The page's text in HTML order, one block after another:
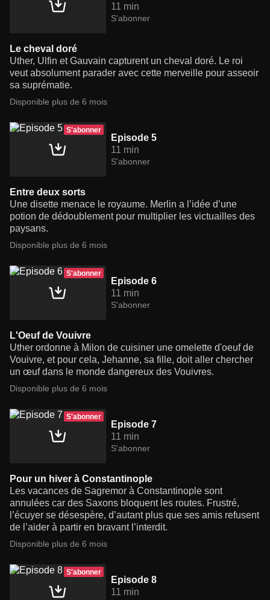
11 min
S'abonner
Le cheval doré
Uther, Ulfin et Gauvain capturent un cheval doré. Le roi
veut absolument parader avec cette merveille pour asseoir
sa suprématie.
Disponible plus de 6 mois
S'abonner
Episode 5
11 min
S'abonner
Entre deux sorts
Une disette menace le royaume. Merlin a l’idée d’une
potion de dédoublement pour multiplier les victuailles des
paysans.
Disponible plus de 6 mois
S'abonner
Episode 6
11 min
S'abonner
L'Oeuf de Vouivre
Uther ordonne à Milon de cuisiner une omelette d'oeuf de
Vouivre, et pour cela, Jehanne, sa fille, doit aller chercher
un œuf dans le monde dangereux des Vouivres.
Disponible plus de 6 mois
S'abonner
Episode 7
11 min
S'abonner
Pour un hiver à Constantinople
Les vacances de Sagremor à Constantinople sont
annulées car des Saxons bloquent les routes. Frustré,
l’écuyer se désespère, d’autant plus que ses amis refusent
de l’aider à partir en bravant l’interdit.
Disponible plus de 6 mois
S'abonner
Episode 8
11 min